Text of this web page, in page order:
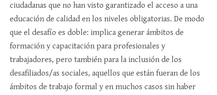
ciudadanas que no han visto garantizado el acceso a una
educación de calidad en los niveles obligatorias. De modo
que el desafío es doble: implica generar ámbitos de
formación y capacitación para profesionales y
trabajadores, pero también para la inclusión de los
desafiliados/as sociales, aquellos que están fueran de los
ámbitos de trabajo formal y en muchos casos sin haber